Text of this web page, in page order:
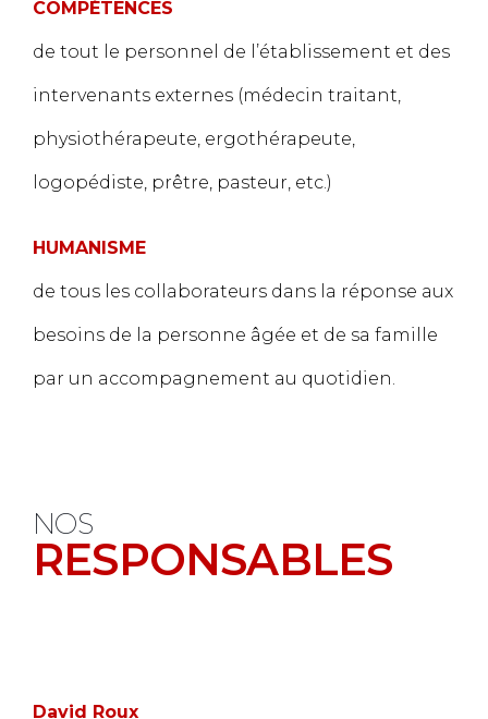
COMPÉTENCES
de tout le personnel de l’établissement et des
intervenants externes (médecin traitant,
physiothérapeute, ergothérapeute,
logopédiste, prêtre, pasteur, etc.)
HUMANISME
de tous les collaborateurs dans la réponse aux
besoins de la personne âgée et de sa famille
par un accompagnement au quotidien.
NOS
RESPONSABLES
David Roux